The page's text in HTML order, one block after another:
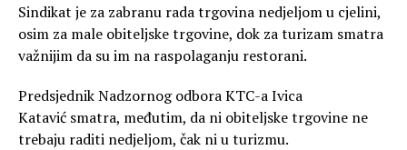
Sindikat je za zabranu rada trgovina nedjeljom u cjelini,
osim za male obiteljske trgovine, dok za turizam smatra
važnijim da su im na raspolaganju restorani.
Predsjednik Nadzornog odbora KTC-a Ivica
Katavić smatra, međutim, da ni obiteljske trgovine ne
trebaju raditi nedjeljom, čak ni u turizmu.